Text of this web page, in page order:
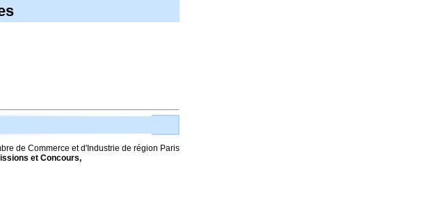
de Commerce et d'Industrie de région Paris
et Concours,